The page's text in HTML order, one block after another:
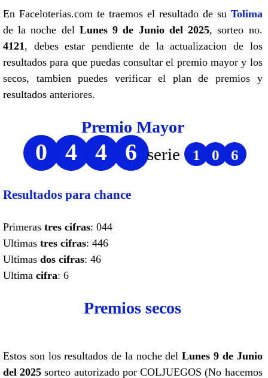
En Faceloterias.com te traemos el resultado de su Tolima
de la noche del Lunes 9 de Junio del 2025, sorteo no.
4121 , debes estar pendiente de la actualizacion de los
resultados para que puedas consultar el premio mayor y los
secos, tambien puedes verificar el plan de premios y
resultados anteriores.
Premio Mayor
0 4 4 6 serie 1 0 6
Resultados para chance
Primeras tres cifras: 044
Ultimas tres cifras: 446
Ultimas dos cifras: 46
Ultima cifra: 6
Premios secos
Estos son los resultados de la noche delLunes 9 de Junio
del 2025 sorteo autorizado por COLJUEGOS (No hacemos